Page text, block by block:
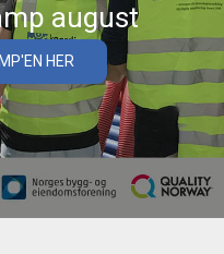
august
HER